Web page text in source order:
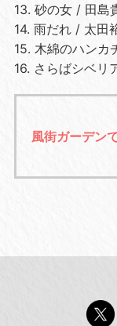
13. 砂の女 / 田島
14. 雨だれ / 太田
15. 木綿のハンカ
16. さらばシベリ
風街ガーデン